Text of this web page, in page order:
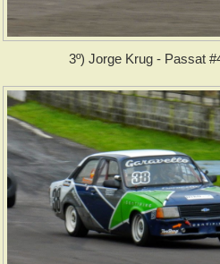
3º) Jorge Krug - Passat